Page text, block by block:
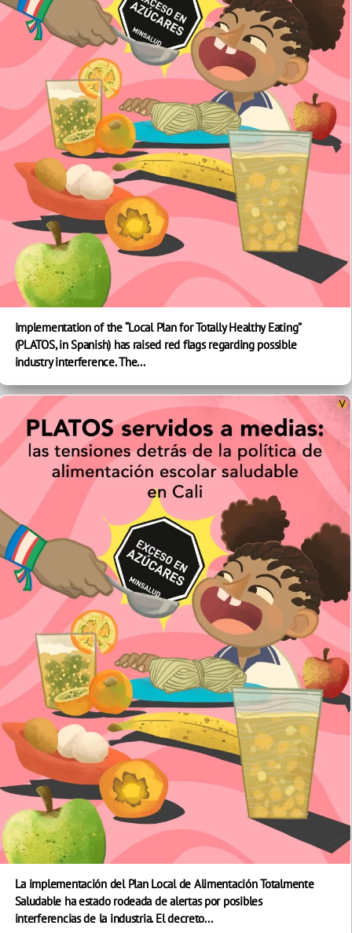
Implementation of the “Local Plan for Totally Healthy Eating”
(PLATOS, in Spanish) has raised red flags regarding possible
industry interference. The...
La implementación del Plan Local de Alimentación Totalmente
Saludable ha estado rodeada de alertas por posibles
interferencias de la industria. El decreto...